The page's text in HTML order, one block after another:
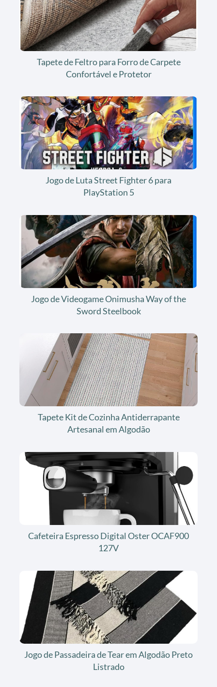
Tapete de Feltro para Forro de Carpete
Confortável e Protetor
Jogo de Luta Street Fighter 6 para
PlayStation 5
Jogo de Videogame Onimusha Way of the
Sword Steelbook
Tapete Kit de Cozinha Antiderrapante
Artesanal em Algodão
Cafeteira Espresso Digital Oster OCAF900
127V
Jogo de Passadeira de Tear em Algodão Preto
Listrado